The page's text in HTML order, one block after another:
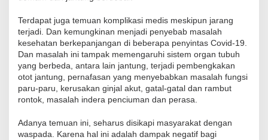
Terdapat juga temuan komplikasi medis meskipun jarang
terjadi. Dan kemungkinan menjadi penyebab masalah
kesehatan berkepanjangan di beberapa penyintas Covid-19.
Dan masalah ini tampak memengaruhi sistem organ tubuh
yang berbeda, antara lain jantung, terjadi pembengkakan
otot jantung, pernafasan yang menyebabkan masalah fungsi
paru-paru, kerusakan ginjal akut, gatal-gatal dan rambut
rontok, masalah indera penciuman dan perasa.
Adanya temuan ini, seharus disikapi masyarakat dengan
waspada. Karena hal ini adalah dampak negatif bagi